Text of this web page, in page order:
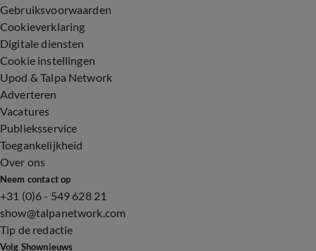
Gebruiksvoorwaarden
Cookieverklaring
Digitale diensten
Cookie instellingen
Upod & Talpa Network
Adverteren
Vacatures
Publieksservice
Toegankelijkheid
Over ons
Neem contact op
+31 (0)6 - 549 628 21
show@talpanetwork.com
Tip de redactie
Volg Shownieuws